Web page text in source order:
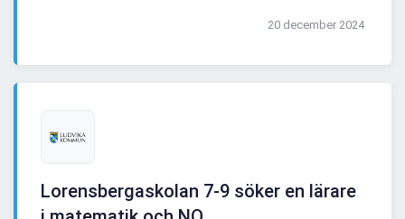
20 december 2024
Lorensbergaskolan 7-9 söker en lärare